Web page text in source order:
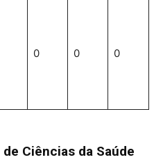
0 0 0
Ciências da Saúde